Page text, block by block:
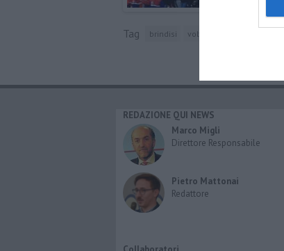
Tag brindisi volterra
REDAZIONE QUI NEWS
Marco Migli
Direttore Responsabile
Pietro Mattonai
Redattore